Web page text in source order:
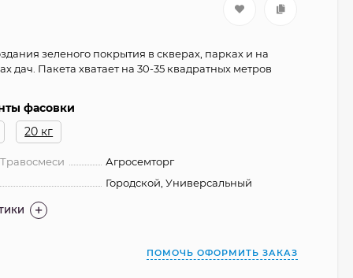
зеленого покрытия в скверах, парках и на
дач. Пакета хватает на 30-35 квадратных метров
фасовки
20 кг
Агросемторг
Городской, Универсальный
ПОМОЧЬ ОФОРМИТЬ ЗАКАЗ